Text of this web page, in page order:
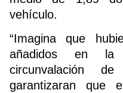
vehículo.
“Imagina que
añadidos en la
circunvalación
garantizaran que